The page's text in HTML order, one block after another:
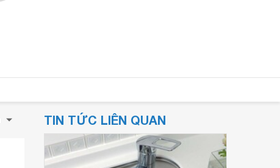
TIN TỨC LIÊN QUAN